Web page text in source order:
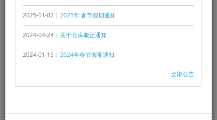
0 个商品 - RM0.00
菜单
2025-01-02 | 2025年 春节假期通知
2024-04-24 | 关于仓库搬迁通知
2024-01-15 | 2024年春节假期通知
全部公告